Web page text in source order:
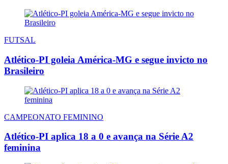
FUTSAL
Atlético-PI goleia América-MG e segue invicto no
Brasileiro
CAMPEONATO FEMININO
Atlético-PI aplica 18 a 0 e avança na Série A2
feminina